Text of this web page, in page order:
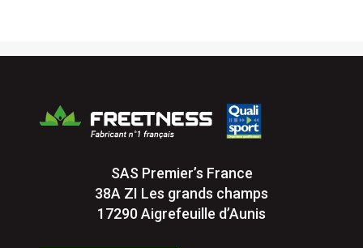
SAS Premier’s France
38A ZI Les grands champs
17290 Aigrefeuille d’Aunis